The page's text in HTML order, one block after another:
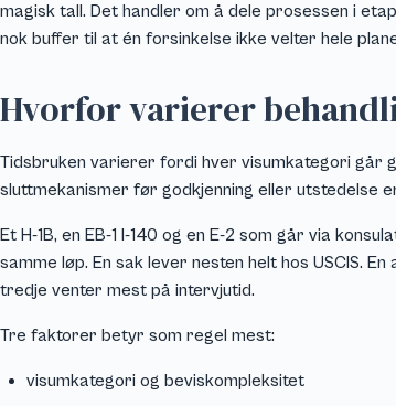
magisk tall. Det handler om å dele prosessen i
nok buffer til at én forsinkelse ikke velter hele
Hvorfor varierer
Tidsbruken varierer fordi hver visumkategori går
sluttmekanismer før godkjenning eller utstedelse
Et H-1B, en EB-1 I-140 og en E-2 som går via
samme løp. En sak lever nesten helt hos USCIS.
tredje venter mest på intervjutid.
Tre faktorer betyr som regel mest:
visumkategori og beviskompleksitet